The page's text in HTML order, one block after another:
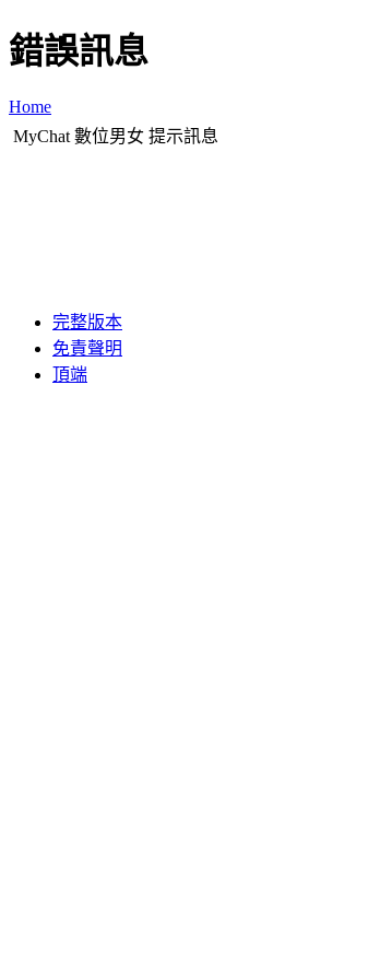
錯誤訊息
Home
MyChat 數位男女 提示訊息
完整版本
免責聲明
頂端